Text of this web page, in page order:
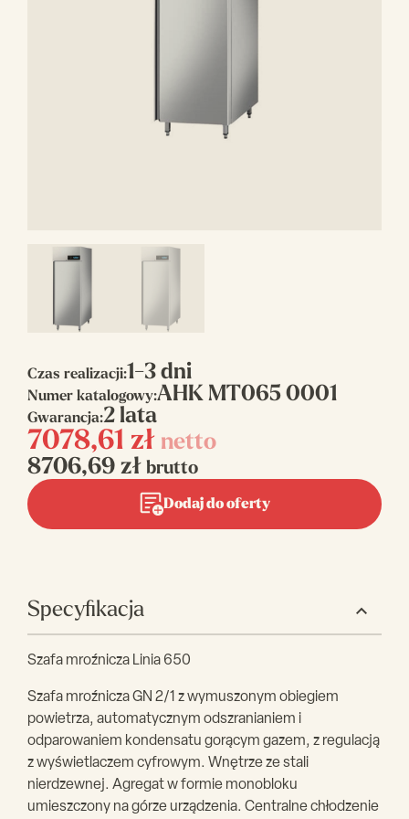
Czas realizacji:1-3 dni
Numer katalogowy:AHK MT065 0001
Gwarancja:2 lata
7078,61 zł netto
8706,69 zł brutto
Dodaj do oferty
Specyfikacja
Szafa mroźnicza Linia 650
Szafa mroźnicza GN 2/1 z wymuszonym obiegiem
powietrza, automatycznym odszranianiem i
odparowaniem kondensatu gorącym gazem, z regulacją
z wyświetlaczem cyfrowym. Wnętrze ze stali
nierdzewnej. Agregat w formie monobloku
umieszczony na górze urządzenia. Centralne chłodzenie